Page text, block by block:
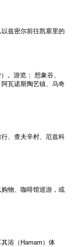
兹密尔前往凯塞里的
。游览： 想象谷、
瓦诺斯陶艺镇、乌奇
、查夫辛村、厄兹科
物、咖啡馆巡游，或
浴（Hamam）体